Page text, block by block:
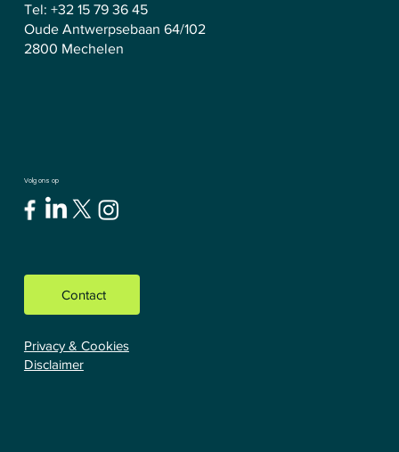
Tel: +32 15 79 36 45
Oude Antwerpsebaan 64/102
2800 Mechelen
Volg ons op
Contact
Privacy & Cookies
Disclaimer